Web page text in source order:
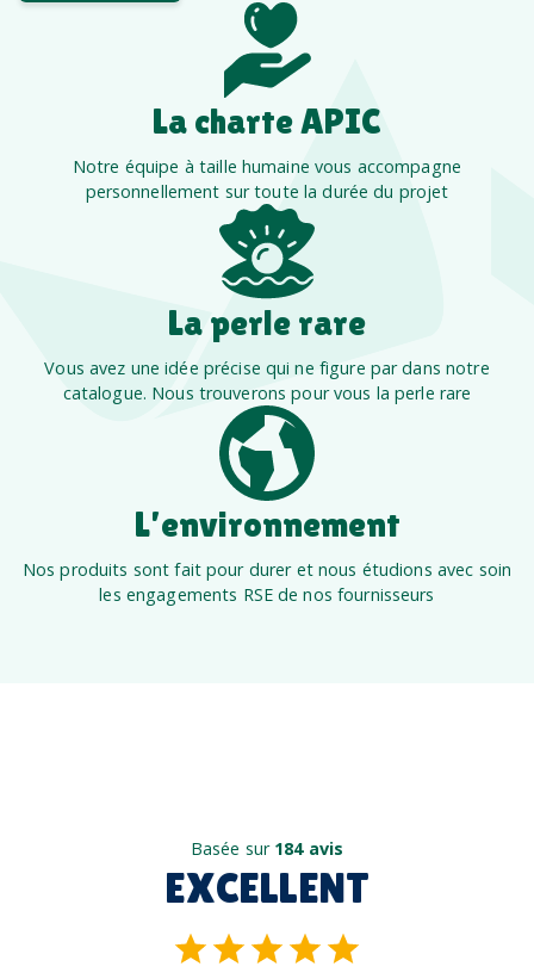
La charte APIC
Notre équipe à taille humaine vous accompagne
personnellement sur toute la durée du projet
La perle rare
Vous avez une idée précise qui ne figure par dans notre
catalogue. Nous trouverons pour vous la perle rare
L’environnement
Nos produits sont fait pour durer et nous étudions avec soin
les engagements RSE de nos fournisseurs
Basée sur 184 avis
EXCELLENT